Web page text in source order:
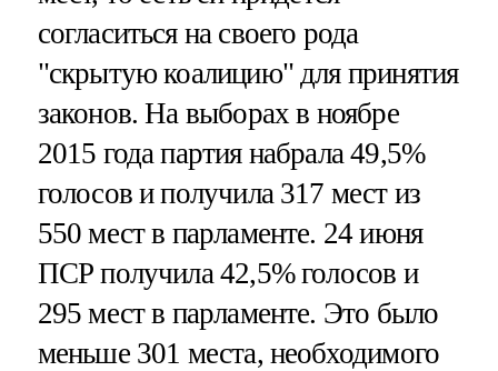
согласиться на своего рода
"скрытую коалицию" для принятия
законов. На выборах в ноябре
2015 года партия набрала 49,5%
голосов и получила 317 мест из
550 мест в парламенте. 24 июня
ПСР получила 42,5% голосов и
295 мест в парламенте. Это было
меньше 301 места, необходимого